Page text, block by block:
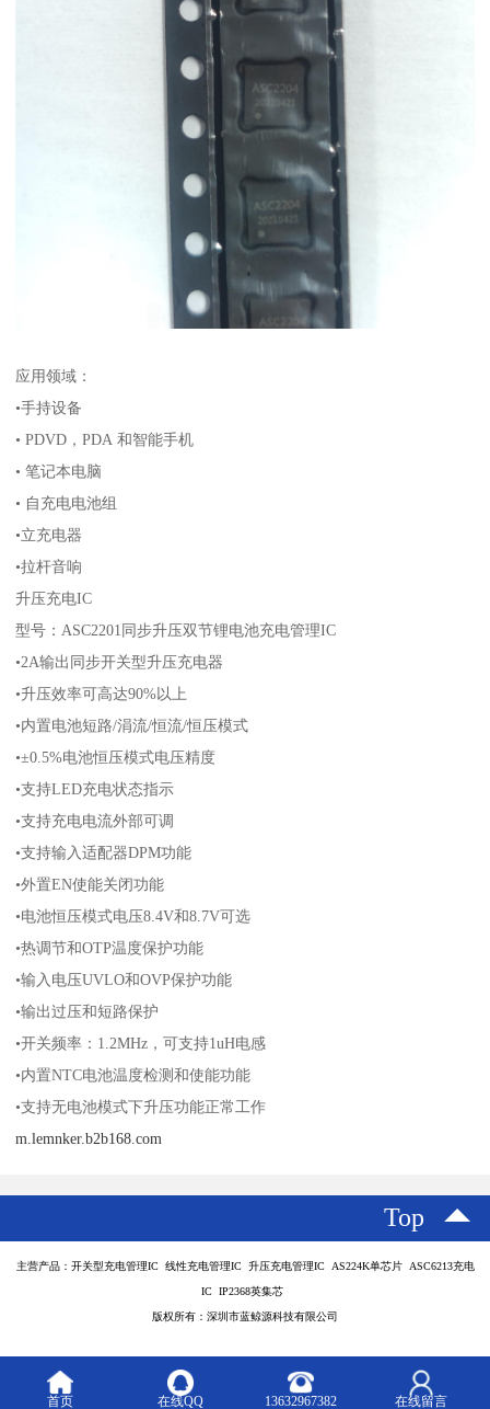
应用领域：
•手持设备
• PDVD，PDA 和智能手机
• 笔记本电脑
• 自充电电池组
•立充电器
•拉杆音响
升压充电IC
型号：ASC2201同步升压双节锂电池充电管理IC
•2A输出同步开关型升压充电器
•升压效率可高达90%以上
•内置电池短路/涓流/恒流/恒压模式
•±0.5%电池恒压模式电压精度
•支持LED充电状态指示
•支持充电电流外部可调
•支持输入适配器DPM功能
•外置EN使能关闭功能
•电池恒压模式电压8.4V和8.7V可选
•热调节和OTP温度保护功能
•输入电压UVLO和OVP保护功能
•输出过压和短路保护
•开关频率：1.2MHz，可支持1uH电感
•内置NTC电池温度检测和使能功能
•支持无电池模式下升压功能正常工作
m.lemnker.b2b168.com
Top
主营产品：开关型充电管理IC 线性充电管理IC 升压充电管理IC AS224K单芯片 ASC6213充电
IC IP2368英集芯
版权所有：深圳市蓝鲸源科技有限公司
首页 在线QQ 13632967382 在线留言